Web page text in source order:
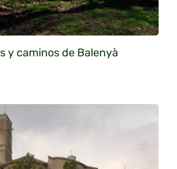
y caminos de Balenyà